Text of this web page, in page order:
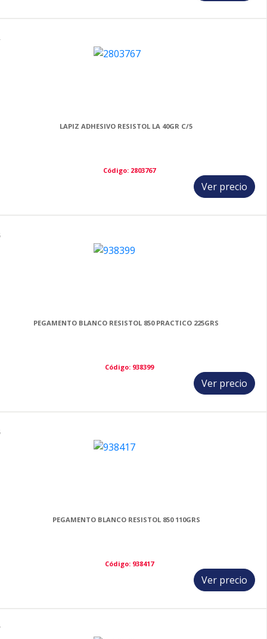
LAPIZ ADHESIVO RESISTOL LA 40GR C/5
Código: 2803767
Ver precio
PEGAMENTO BLANCO RESISTOL 850 PRACTICO 225GRS
Código: 938399
Ver precio
PEGAMENTO BLANCO RESISTOL 850 110GRS
Código: 938417
Ver precio